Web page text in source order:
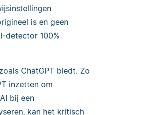
is en geen
detector 100%
ChatGPT biedt. Zo
inzetten om
bij een
kan het kritisch